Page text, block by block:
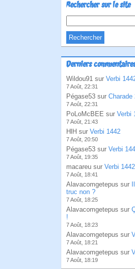
Rechercher sur le site
Derniers
Wildou91 sur Verbi
7 Août, 22:31
Pégase53 sur Charade
7 Août, 22:31
PoLoMcBEE sur Verbi
7 Août, 21:43
HlH sur Verbi 1442
7 Août, 20:50
Pégase53 sur Verbi
7 Août, 19:35
macareu sur Verbi 1442
7 Août, 18:41
Alavacomgetepus sur
truc non ?
7 Août, 18:25
Alavacomgetepus sur
!
7 Août, 18:23
Alavacomgetepus sur
7 Août, 18:21
Alavacomgetepus sur
7 Août, 18:19